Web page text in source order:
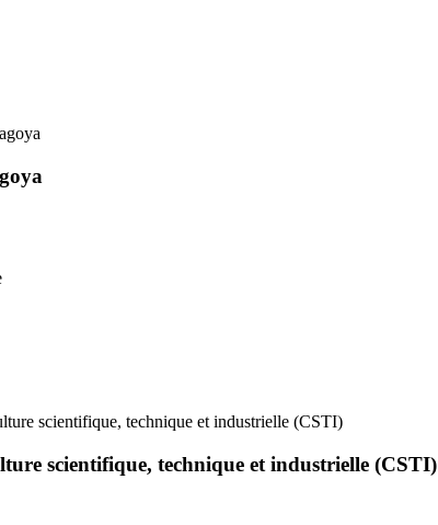
scientifique, technique et industrielle (CSTI)
scientifique, technique et industrielle (CSTI)